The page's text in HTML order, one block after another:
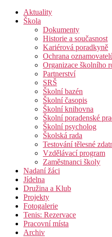
Aktuality
Škola
Dokumenty
Historie a současnost
Kariérová poradkyně
Ochrana
Organizace školního
Partnerství
SRŠ
Školní bazén
Školní časopis
Školní knihovna
Školní poradenské
Školní psycholog
Školská rada
Testování tělesné
Vzdělávací program
Zaměstnanci školy
Nadaní žáci
Jídelna
Družina a Klub
Projekty
Fotogalerie
Tenis: Rezervace
Pracovní místa
Archiv